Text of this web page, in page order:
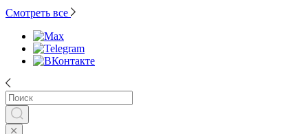
Смотреть все